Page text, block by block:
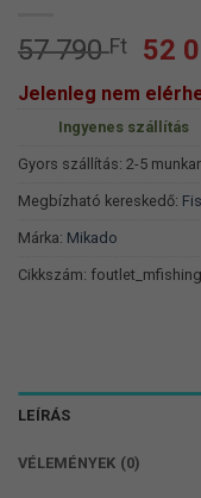
57 790Ft
price
was:
57
790
52
Jelenleg nem
Ingyenes szállítás
Gyors szállítás: 2-5
Megbízható kereskedő:
Márka: Mikado
Cikkszám:
LEÍRÁS
VÉLEMÉNYEK (0)